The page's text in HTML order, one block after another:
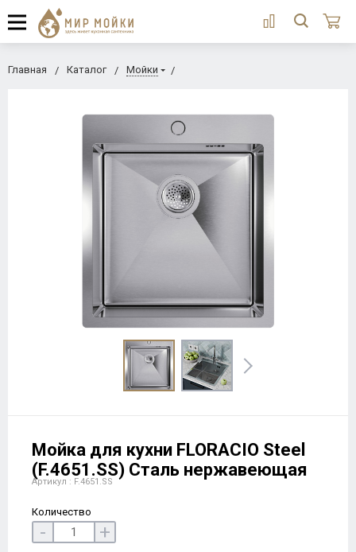
Главная Каталог Мойки
Мойка для кухни FLORACIO Steel
(F.4651.SS) Сталь нержавеющая
Артикул : F.4651.SS
Количество
- +